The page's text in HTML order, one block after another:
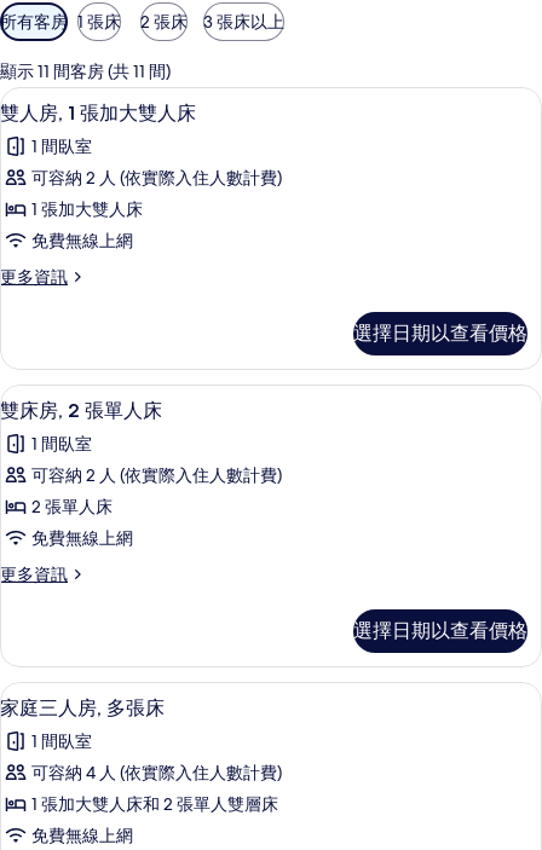
可
用
的
客
房
篩
選
條
所有客房 1 張床 2 張床 3 張床以上
顯示 11 間客房 (共 11 間)
顯
示
雙
人
房,
張
大
雙
人
床
的
所
有
相
雙人房, 1 張加大雙人床 | 免費無線上網
4
雙人房, 1 張加大雙人床
1 間臥室
可容納 2 人 (依實際入住人數計費)
1 張加大雙人床
免費無線上網
更多資訊
更
房,
張
大
雙
床
的
情
選擇日期以查看價格
顯
示
雙
床
房,
張
人
床
的
所
有
相
片
雙床房, 2 張單人床 | 免費無線上網、床
3
雙床房, 2 張單人床
1 間臥室
可容納 2 人 (依實際入住人數計費)
2 張單人床
免費無線上網
更多資訊
更
房,
張
單
人
床
詳
情
選擇日期以查看價格
顯
示
家
庭
三
家庭三人房, 多張床 | 免費無線上網、
3
家庭三人房, 多張床
1 間臥室
可容納 4 人 (依實際入住人數計費)
1 張加大雙人床和 2 張單人雙層床
免費無線上網